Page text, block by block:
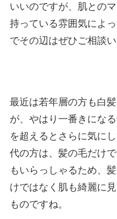
いいのですが、肌との
持っている雰囲気によ
でその辺はぜひご相談
最近は若年層の方も白
が、やはり一番きにな
を超えるとさらに気に
代の方は、髪の毛だけ
もいらっしゃるため、
けではなく肌も綺麗に
ものですね。